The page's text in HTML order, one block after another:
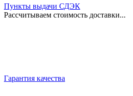
Пункты выдачи СДЭК
Рассчитываем стоимость доставки...
Гарантия качества